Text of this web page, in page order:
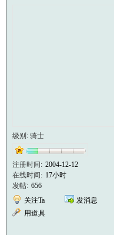
级别: 骑士
注册时间: 2004-12-12
在线时间: 17小时
发帖: 656
关注Ta
发消息
用道具